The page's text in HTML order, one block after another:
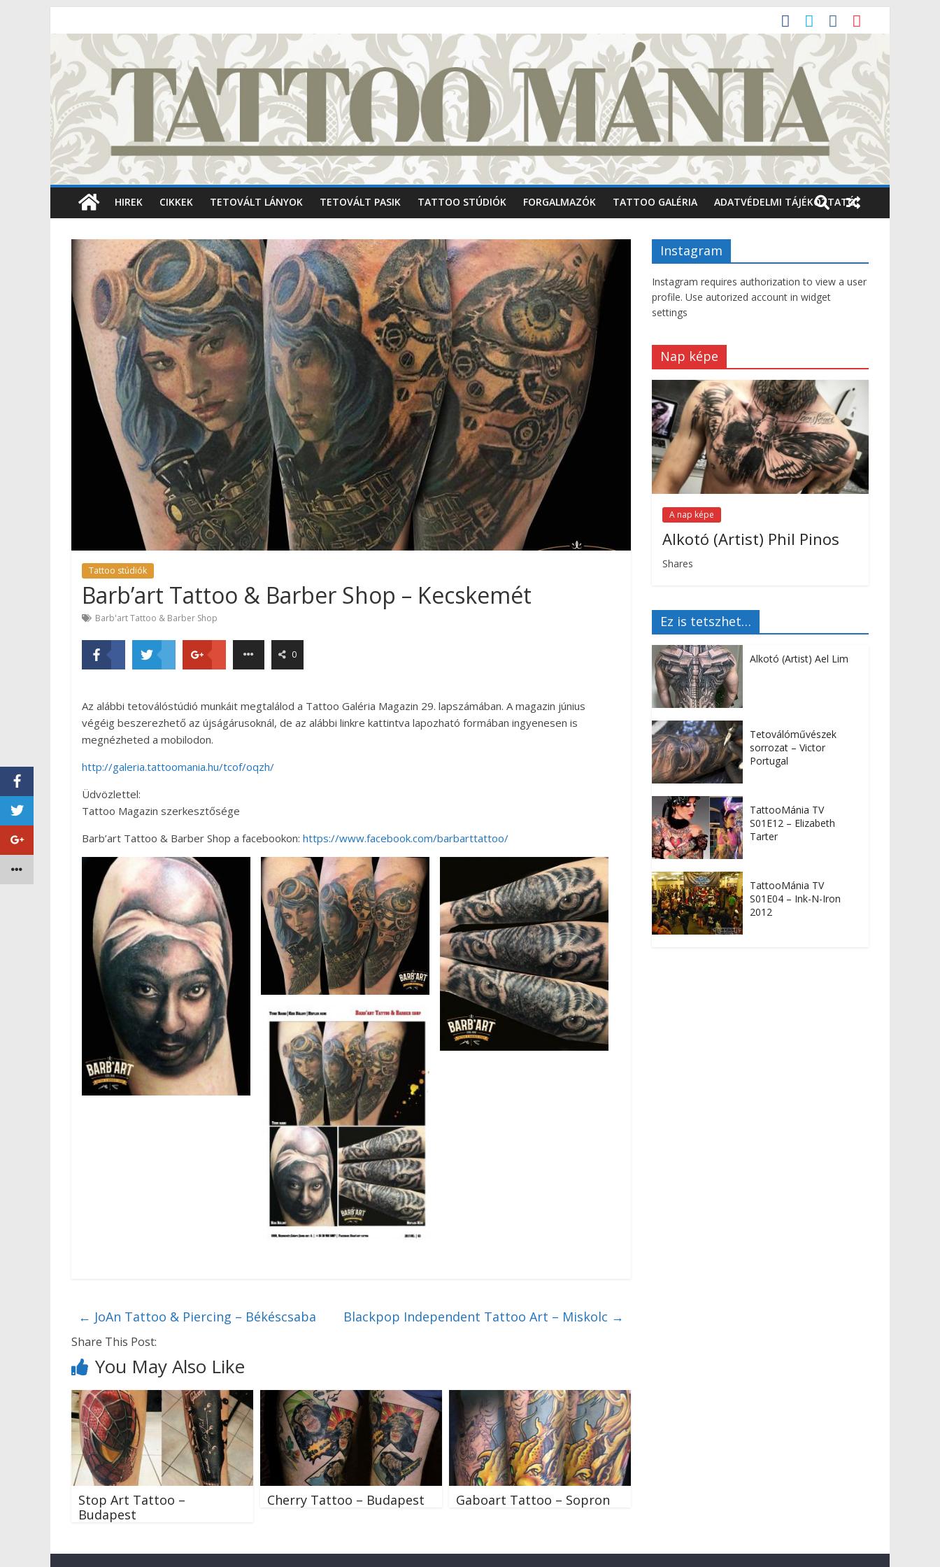
HIREK CIKKEK TETOVÁLT LÁNYOK TETOVÁLT PASIK TATTOO STÚDIÓK FORGALMAZÓK TATTOO GALÉRIA ADATVÉDELMI TÁJÉKOZTATÓ
Tattoo stúdiók
Barb’art Tattoo & Barber Shop – Kecskemét
Barb'art Tattoo & Barber Shop
0
Az alábbi tetoválóstúdió munkáit megtalálod a Tattoo Galéria Magazin 29. lapszámában. A magazin június
végéig beszerezhető az újságárusoknál, de az alábbi linkre kattintva lapozható formában ingyenesen is
megnézheted a mobilodon.
http://galeria.tattoomania.hu/tcof/oqzh/
Üdvözlettel:
Tattoo Magazin szerkesztősége
Barb’art Tattoo & Barber Shop a facebookon: https://www.facebook.com/barbarttattoo/
← JoAn Tattoo & Piercing – Békéscsaba Blackpop Independent Tattoo Art – Miskolc →
Share This Post:
You May Also Like
Stop Art Tattoo –
Budapest
Cherry Tattoo – Budapest Gaboart Tattoo – Sopron
Instagram
Instagram requires authorization to view a user
profile. Use autorized account in widget
settings
Nap képe
A nap képe
Alkotó (Artist) Phil Pinos
Shares
Ez is tetszhet…
Alkotó (Artist) Ael Lim
Tetoválóművészek
sorrozat – Victor
Portugal
TattooMánia TV
S01E12 – Elizabeth
Tarter
TattooMánia TV
S01E04 – Ink-N-Iron
2012